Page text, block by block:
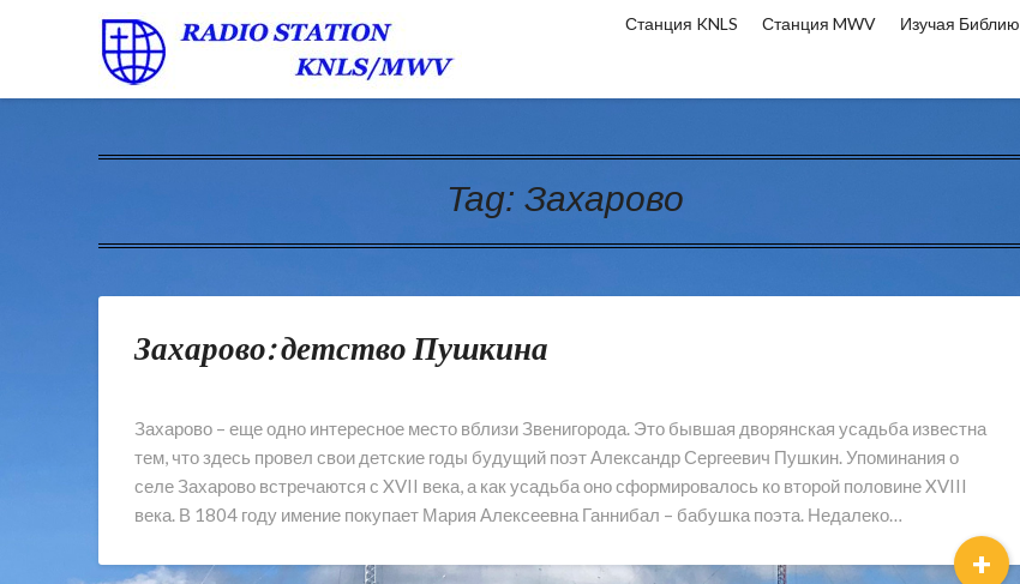
Станция KNLS Станция MWV Изучая Библию
Tag:Захарово
Захарово: детство Пушкина
Захарово – еще одно интересное место вблизи Звенигорода. Это бывшая дворянская усадьба известна
тем, что здесь провел свои детские годы будущий поэт Александр Сергеевич Пушкин. Упоминания о
селе Захарово встречаются с XVII века, а как усадьба оно сформировалось ко второй половине XVIII
века. В 1804 году имение покупает Мария Алексеевна Ганнибал – бабушка поэта. Недалеко…
+